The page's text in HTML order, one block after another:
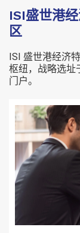
ISI 盛世港经济
枢纽，战略选
门户。
ISI盛世港
区